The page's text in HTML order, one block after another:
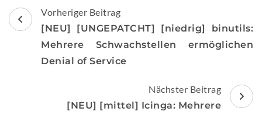
Beitragsnavigation
Vorheriger Beitrag
[NEU] [UNGEPATCHT] [niedrig] binutils:
Mehrere Schwachstellen ermöglichen
Denial of Service
Nächster Beitrag
[NEU] [mittel] Icinga: Mehrere